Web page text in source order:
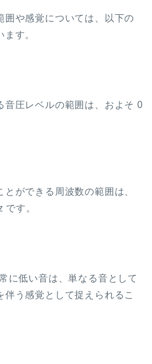
囲や感覚については、以下の
す。
音圧レベルの範囲は、およそ 0
とができる周波数の範囲は、
です。
に低い音は、単なる音として
伴う感覚として捉えられるこ